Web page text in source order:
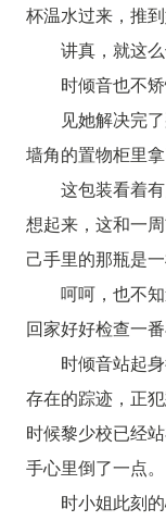
杯温水过来，推到
讲真，就这
时倾音也不
见她解决完
墙角的置物柜里
这包装看着
想起来，这和一
己手里的那瓶是一
呵呵，也不
回家好好检查一番
时倾音站起
存在的踪迹，正
时候黎少校已经
手心里倒了一点。
时小姐此刻